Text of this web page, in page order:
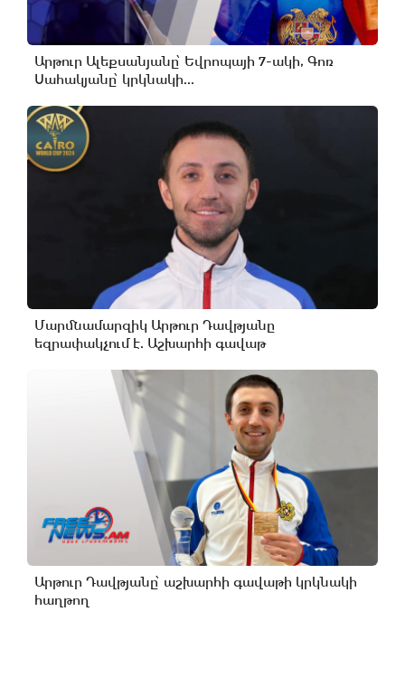
Արթուր Ալեքսանյանը՝ Եվրոպայի 7-ակի, Գոռ
Սահակյանը՝ կրկնակի...
Մարմնամարզիկ Արթուր Դավթյանը
եզրափակչում է. Աշխարհի գավաթ
Արթուր Դավթյանը՝ աշխարհի գավաթի կրկնակի
հաղթող